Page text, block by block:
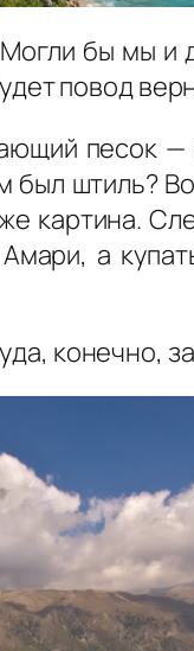
Могли бы мы и
повод
песок
был штиль?
картина.
а
конечно,